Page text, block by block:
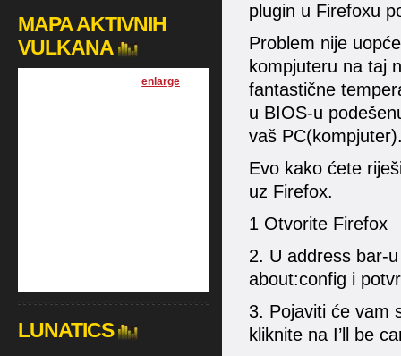
plugin u Firefoxu
Problem nije
kompjuteru na taj
fantastične
u BIOS-u
vaš
Evo kako ćete
uz Firefox.
1 Otvorite Firefox
2. U address bar-
about:config i
3. Pojaviti će vam
kliknite na I’ll be
MAPA AKTIVNIH
VULKANA
[enlarge
LUNATICS